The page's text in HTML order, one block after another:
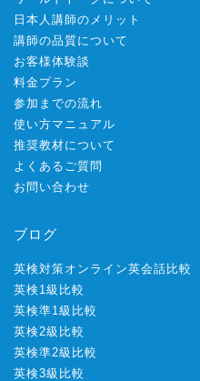
日本人講師のメリット
講師の品質について
お客様体験談
料金プラン
参加までの流れ
使い方マニュアル
推奨教材について
よくあるご質問
お問い合わせ
ブログ
英検対策オンライン英会話比較
英検1級比較
英検準1級比較
英検2級比較
英検準2級比較
英検3級比較